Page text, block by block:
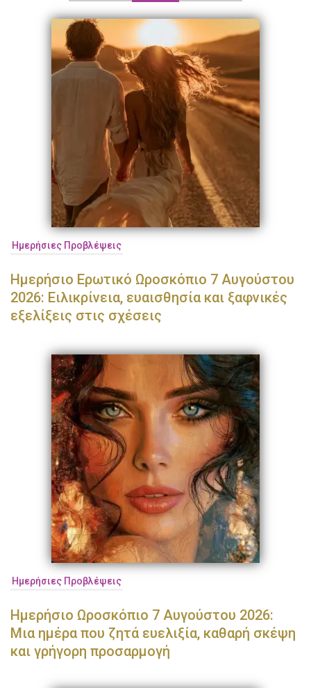
Ημερήσιες Προβλέψεις
Ημερήσιο Ερωτικό Ωροσκόπιο 7 Αυγούστου
2026: Ειλικρίνεια, ευαισθησία και ξαφνικές
εξελίξεις στις σχέσεις
Ημερήσιες Προβλέψεις
Ημερήσιο Ωροσκόπιο 7 Αυγούστου 2026:
Μια ημέρα που ζητά ευελιξία, καθαρή σκέψη
και γρήγορη προσαρμογή